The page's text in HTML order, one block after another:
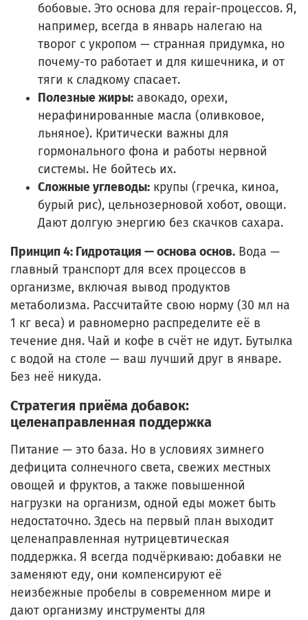
бобовые. Это основа для repair-процессов. Я,
например, всегда в январь налегаю на
творог с укропом — странная придумка, но
почему-то работает и для кишечника, и от
тяги к сладкому спасает.
Полезные жиры: авокадо, орехи,
нерафинированные масла (оливковое,
льняное). Критически важны для
гормонального фона и работы нервной
системы. Не бойтесь их.
Сложные углеводы: крупы (гречка, киноа,
бурый рис), цельнозерновой хобот, овощи.
Дают долгую энергию без скачков сахара.
Принцип 4: Гидротация — основа основ. Вода —
главный транспорт для всех процессов в
организме, включая вывод продуктов
метаболизма. Рассчитайте свою норму (30 мл на
1 кг веса) и равномерно распределите её в
течение дня. Чай и кофе в счёт не идут. Бутылка
с водой на столе — ваш лучший друг в январе.
Без неё никуда.
Стратегия приёма добавок:
целенаправленная поддержка
Питание — это база. Но в условиях зимнего
дефицита солнечного света, свежих местных
овощей и фруктов, а также повышенной
нагрузки на организм, одной еды может быть
недостаточно. Здесь на первый план выходит
целенаправленная нутрицевтическая
поддержка. Я всегда подчёркиваю: добавки не
заменяют еду, они компенсируют её
неизбежные пробелы в современном мире и
дают организму инструменты для